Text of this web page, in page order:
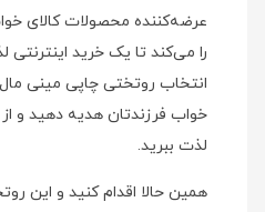
عرضه‌کننده محصولات کالای
را می‌کند تا یک خرید
انتخاب روتختی چاپی مینی
خواب فرزندتان هدیه دهید و
لذت ببرید.
همین حالا اقدام کنید و این